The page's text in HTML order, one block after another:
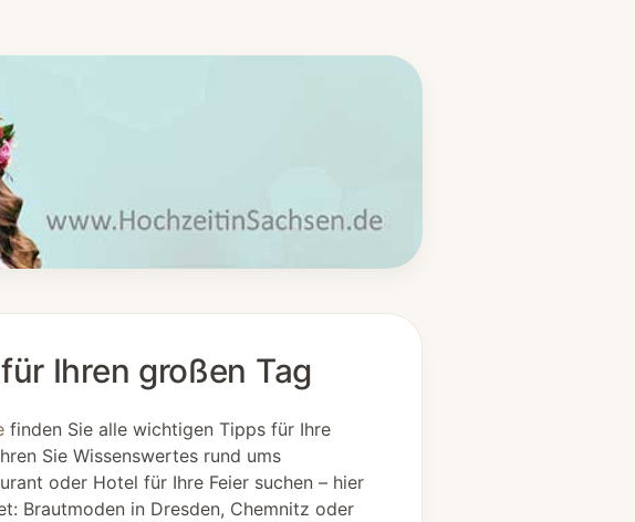
Ihren großen Tag
finden Sie alle wichtigen Tipps für Ihre
Sie Wissenswertes rund ums
oder Hotel für Ihre Feier suchen – hier
Brautmoden in Dresden, Chemnitz oder